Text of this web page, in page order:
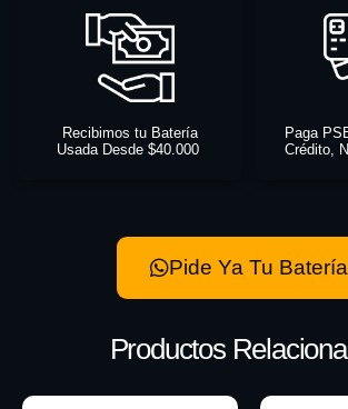
Recibimos tu Batería
Usada Desde $40.000
Paga
Crédito,
Pide Ya Tu Batería
Productos